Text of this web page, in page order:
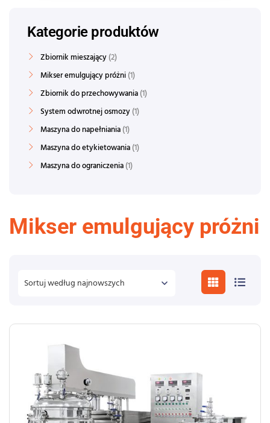
Mikser emulgujący próżni
Kategorie produktów
Zbiornik mieszający 2
Mikser emulgujący próżni 1
Zbiornik do przechowywania 1
System odwrotnej osmozy 1
Maszyna do napełniania 1
Maszyna do etykietowania 1
Maszyna do ograniczenia 1